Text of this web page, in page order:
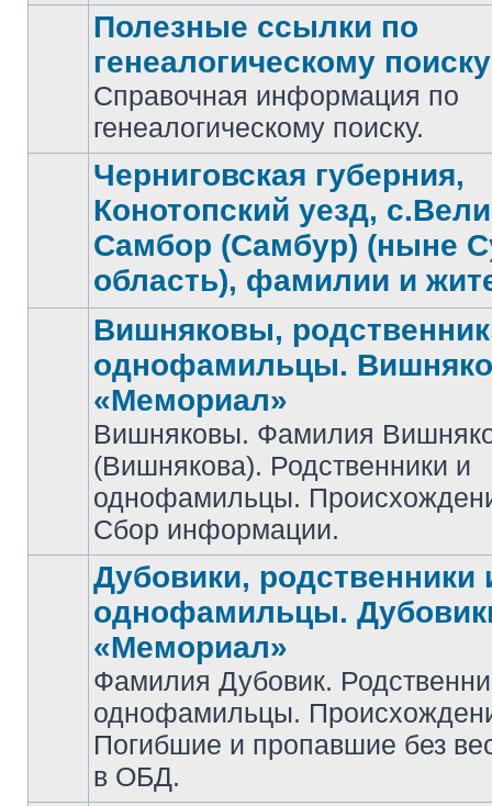
сообщений
Нет
непрочитанных
сообщений
Полезные ссылки по
генеалогическому поиску
Справочная информация по
генеалогическому поиску.
Нет
сообщений
Черниговская губерния,
Конотопский уезд,
Самбор (Самбур) (ныне
область), фамилии и
непрочитанных
сообщений
Вишняковы,
однофамильцы.
«Мемориал»
Вишняковы. Фамилия
(Вишнякова). Родственники и
однофамильцы.
Сбор информации.
непрочитанных
сообщений
Дубовики, родственники
однофамильцы.
«Мемориал»
Фамилия Дубовик.
однофамильцы.
Погибшие и пропавшие без
в ОБД.